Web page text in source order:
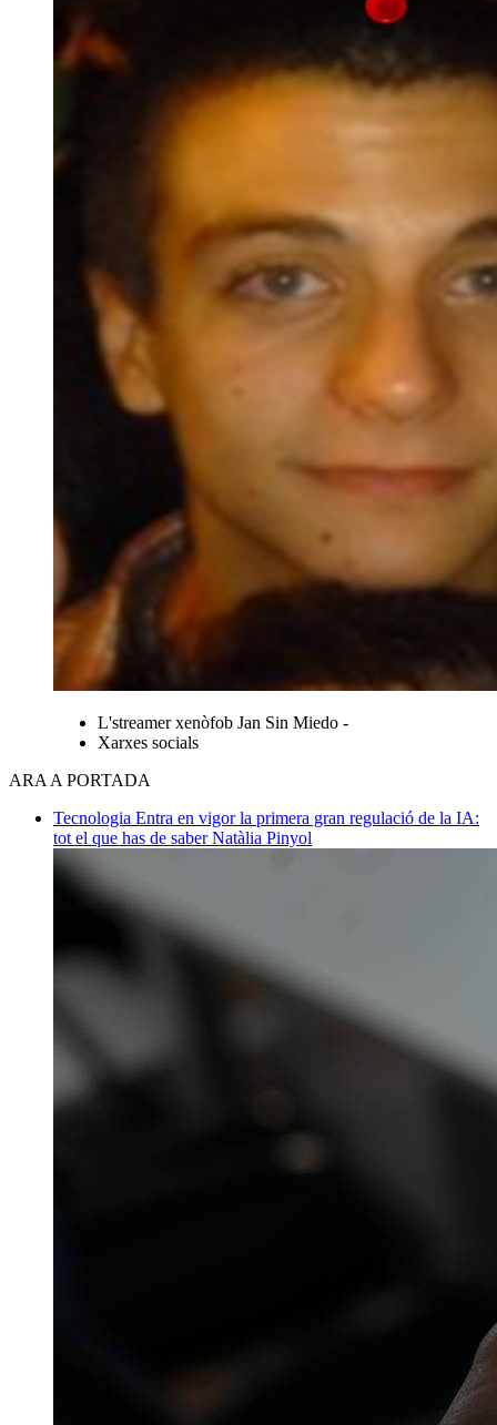
L'streamer xenòfob Jan Sin Miedo -
Xarxes socials
ARA A PORTADA
Tecnologia Entra en vigor la primera gran regulació de la IA:
tot el que has de saberNatàlia Pinyol